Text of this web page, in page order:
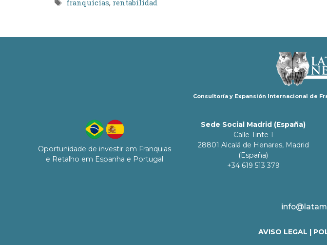
Etiquetas
franquicias, rentabilidad
Consultoría y Expansión Internacional de
Oportunidade de investir em Franquias
e Retalho em Espanha e Portugal
Sede Social Madrid (España)
Calle Tinte 1
28801 Alcalá de Henares, Madrid
(España)
+34 619 513 379
AVISO LEGAL